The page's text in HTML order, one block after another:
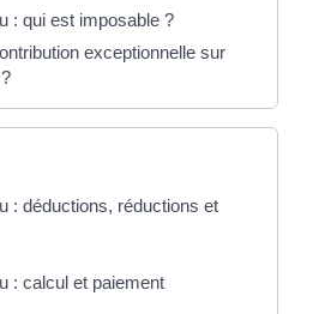
: qui est imposable ?
exceptionnelle sur
: déductions, réductions et
: calcul et paiement